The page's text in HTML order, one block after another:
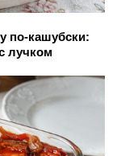
по-кашубски:
лучком